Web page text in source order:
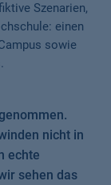
Szenarien,
einen
sowie
nicht in
echte
sehen das